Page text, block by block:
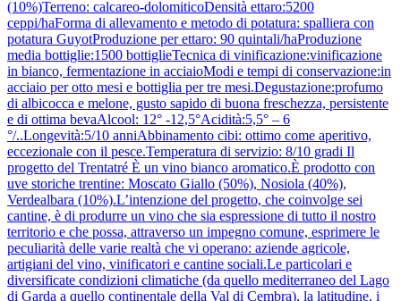
(10%)Terreno: calcareo-dolomiticoDensità ettaro:5200
ceppi/haForma di allevamento e metodo di potatura: spalliera con
potatura GuyotProduzione per ettaro: 90 quintali/haProduzione
media bottiglie:1500 bottiglieTecnica di vinificazione:vinificazione
in bianco, fermentazione in acciaioModi e tempi di conservazione:in
acciaio per otto mesi e bottiglia per tre mesi.Degustazione:profumo
di albicocca e melone, gusto sapido di buona freschezza, persistente
e di ottima bevaAlcool: 12° -12,5°Acidità:5,5° – 6
°/..Longevità:5/10 anniAbbinamento cibi: ottimo come aperitivo,
eccezionale con il pesce.Temperatura di servizio: 8/10 gradi Il
progetto del Trentatré È un vino bianco aromatico.È prodotto con
uve storiche trentine: Moscato Giallo (50%), Nosiola (40%),
Verdealbara (10%).L’intenzione del progetto, che coinvolge sei
cantine, è di produrre un vino che sia espressione di tutto il nostro
territorio e che possa, attraverso un impegno comune, esprimere le
peculiarità delle varie realtà che vi operano: aziende agricole,
artigiani del vino, vinificatori e cantine sociali.Le particolari e
diversificate condizioni climatiche (da quello mediterraneo del Lago
di Garda a quello continentale della Val di Cembra), la latitudine, i